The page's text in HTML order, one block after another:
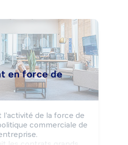
en force de
l'activité de la force de
commerciale de